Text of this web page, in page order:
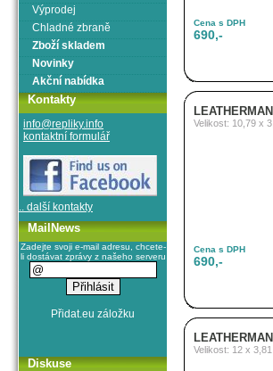
Cena s DPH
690,-
Velikost: 10,79 x
Cena s DPH
690,-
Velikost: 12 x
Výprodej
Chladné zbraně
Zboží skladem
Novinky
Akční nabídka
Kontakty
info@repliky.info
kontaktní formulář
.. další kontakty
MailNews
Zadejte svoji e-mail adresu, chcete-
li dostávat zprávy z našeho serveru
Diskuse